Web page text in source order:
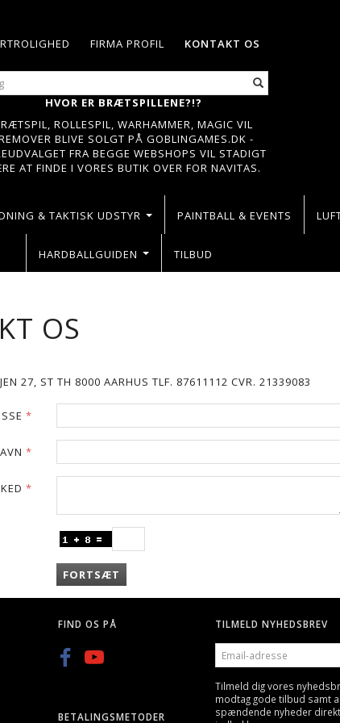
KONTAKT OS
FIRMA PROFIL
HVOR ER BRÆTSPILLENE?!?
ROLLESPIL, WARHAMMER, MAGIC VIL
BLIVE SOLGT PÅ GOBLINGAMES.DK -
FRA BEGGE WEBSHOPS VIL STADIGT
AT FINDE I VORES BUTIK OVER FOR NAVITAS.
& TAKTISK UDSTYR PAINTBALL & EVENTS
HARDBALLGUIDEN TILBUD
OS
27, ST TH 8000 AARHUS TLF. 87611112 CVR. 21339083
FORTSÆT
FIND OS PÅ
BETALINGSMETODER
TILMELD NYHEDSBREV
EMAIL-
ADRESSE
Tilmeld dig vores
modtag gode tilbud samt
spændende nyheder